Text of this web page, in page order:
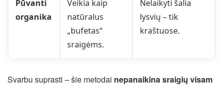
Pūvanti
organika
Veikia kaip
natūralus
„bufetas“
sraigėms.
Nelaikyti šalia
lysvių – tik
kraštuose.
Svarbu suprasti – šie metodai nepanaikina sraigių visam